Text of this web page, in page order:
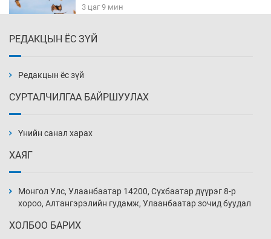
3 цаг 9 мин
3 цаг 39 мин
4 цаг 9 мин
4 цаг 24 мин
РЕДАКЦЫН ЁС ЗҮЙ
Редакцын ёс зүй
СУРТАЛЧИЛГАА БАЙРШУУЛАХ
Үнийн санал харах
ХАЯГ
Монгол Улс, Улаанбаатар 14200, Сүхбаатар дүүрэг 8-р
хороо, Алтангэрэлийн гудамж, Улаанбаатар зочид буудал
ХОЛБОО БАРИХ